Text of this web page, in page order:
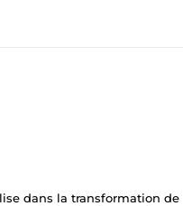
dans la transformation de